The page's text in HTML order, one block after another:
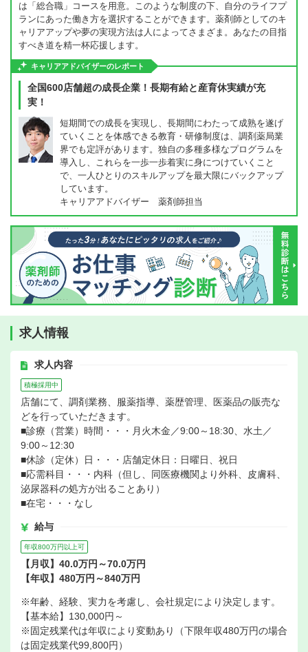
は「総合職」コースを用意。このような制度の下、自分のライフプ
ランにあった働き方を選択することができます。薬剤師としてのキ
ャリアアップや夢の実現方法は人によってさまざま。あなたの目指
すべき道を精一杯応援します。
キャリアアドバイザーのレポート
全国600店舗超の成長企業！長期有給と産育休実績が充
実！
短期間での成長を実現し、長期間にわたって成熟を遂げ
ていくことを体感できる教育・研修制度は、調剤薬局業
界でも定評があります。独自の多種多様なプログラムを
導入し、これらを一歩一歩着実に身につけていくこと
で、一人ひとりのスキルアップを最大限にバックアップ
しています。
キャリアアドバイザー 薬剤師担当
求人情報
求人内容
積極採用中
店舗にて、調剤業務、服薬指導、薬歴管理、医薬品の販売な
どを行っていただきます。
■診療（営業）時間・・・月火木金／9:00～18:30、水土／
9:00～12:30
■休診（定休）日・・・店舗定休日：日曜日、祝日
■応需科目・・・内科（但し、同医療機関より外科、皮膚科、
泌尿器科の処方が出ることあり）
■在宅・・・なし
給与
年収800万円以上可
【月収】40.0万円～70.0万円
【年収】480万円～840万円
※年齢、経験、実力を考慮し、会社規定により決定します。
【基本給】130,000円～
※固定残業代は年収により変動あり（下限年収480万円の場合
は固定残業代99,800円）